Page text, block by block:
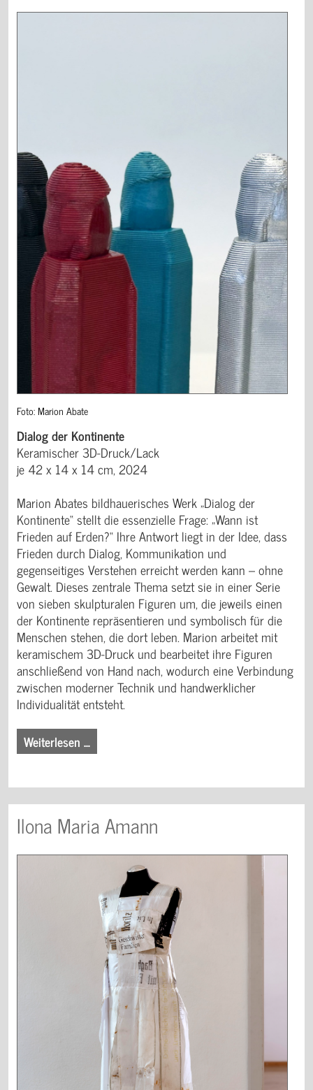
Foto: Marion Abate
Dialog der Kontinente
Keramischer 3D-Druck/Lack
je 42 x 14 x 14 cm, 2024
Marion Abates bildhauerisches Werk „Dialog der
Kontinente“ stellt die essenzielle Frage: „Wann ist
Frieden auf Erden?“ Ihre Antwort liegt in der Idee, dass
Frieden durch Dialog, Kommunikation und
gegenseitiges Verstehen erreicht werden kann – ohne
Gewalt. Dieses zentrale Thema setzt sie in einer Serie
von sieben skulpturalen Figuren um, die jeweils einen
der Kontinente repräsentieren und symbolisch für die
Menschen stehen, die dort leben. Marion arbeitet mit
keramischem 3D-Druck und bearbeitet ihre Figuren
anschließend von Hand nach, wodurch eine Verbindung
zwischen moderner Technik und handwerklicher
Individualität entsteht.
Weiterlesen …
Ilona Maria Amann